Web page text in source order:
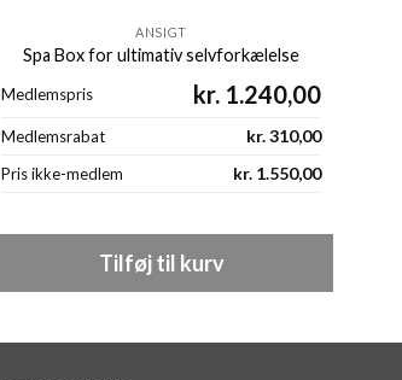
ANSIGT
Spa Box for ultimativ selvforkælelse
Medlemspris kr. 1.240,00
Medlemsrabat kr.310,00
Pris ikke-medlem kr. 1.550,00
Tilføj til kurv